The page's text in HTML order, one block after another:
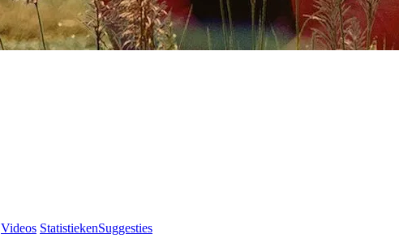
Videos StatistiekenSuggesties